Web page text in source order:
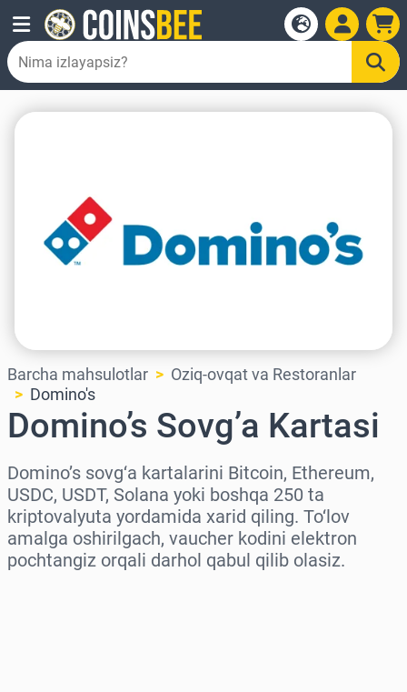
Barcha mahsulotlar
Oziq-ovqat va Restoranlar
Domino's
Domino’s Sovg’a Kartasi
Domino’s sovg‘a kartalarini Bitcoin, Ethereum,
USDC, USDT, Solana yoki boshqa 250 ta
kriptovalyuta yordamida xarid qiling. To‘lov
amalga oshirilgach, vaucher kodini elektron
pochtangiz orqali darhol qabul qilib olasiz.